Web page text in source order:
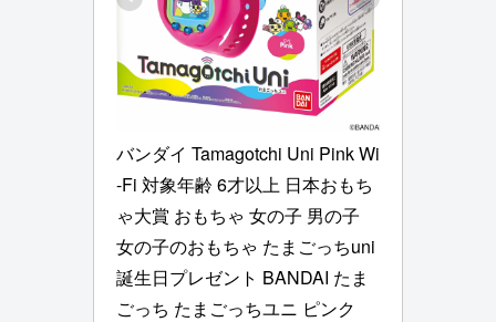
バンダイ Tamagotchi Uni Pink Wi
-Fi 対象年齢 6才以上 日本おもち
ゃ大賞 おもちゃ 女の子 男の子
女の子のおもちゃ たまごっちuni
誕生日プレゼント BANDAI たま
ごっち たまごっちユニ ピンク